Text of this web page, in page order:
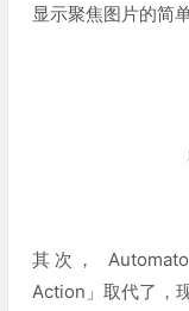
显示聚焦图片的简
其次，
Action」取代了，